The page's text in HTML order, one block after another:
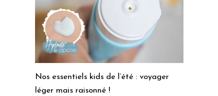
Nos essentiels kids de l’été : voyager
léger mais raisonné !